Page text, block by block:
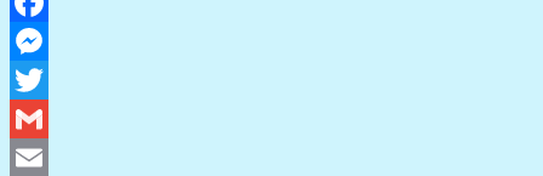
Facebook
Messenger
Twitter
Gmail